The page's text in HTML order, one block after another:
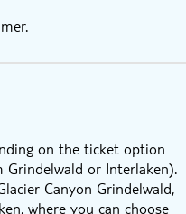
on the ticket option
or Interlaken).
Canyon Grindelwald,
where you can choose